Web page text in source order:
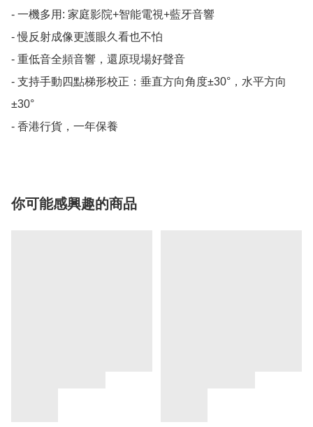
- 一機多用: 家庭影院+智能電視+藍牙音響
- 慢反射成像更護眼久看也不怕
- 重低音全頻音響，還原現場好聲音
- 支持手動四點梯形校正：垂直方向角度±30°，水平方向
±30°
你可能感興趣的商品